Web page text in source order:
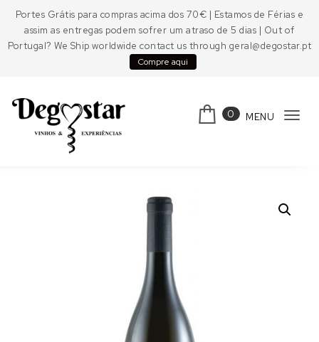
Portes Grátis para compras acima dos 70€ | Estamos de Férias e
assim as entregas podem sofrer um atraso de 5 dias | Out of
Portugal? We Ship worldwide contact us through geral@degostar.pt
Compre aqui
0 MENU